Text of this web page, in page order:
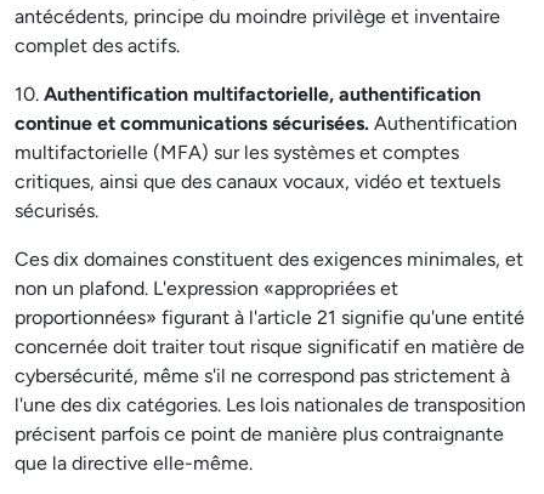
antécédents, principe du moindre privilège et inventaire
complet des actifs.
10. Authentification multifactorielle, authentification
continue et communications sécurisées. Authentification
multifactorielle (MFA) sur les systèmes et comptes
critiques, ainsi que des canaux vocaux, vidéo et textuels
sécurisés.
Ces dix domaines constituent des exigences minimales, et
non un plafond. L'expression «appropriées et
proportionnées» figurant à l'article 21 signifie qu'une entité
concernée doit traiter tout risque significatif en matière de
cybersécurité, même s'il ne correspond pas strictement à
l'une des dix catégories. Les lois nationales de transposition
précisent parfois ce point de manière plus contraignante
que la directive elle-même.